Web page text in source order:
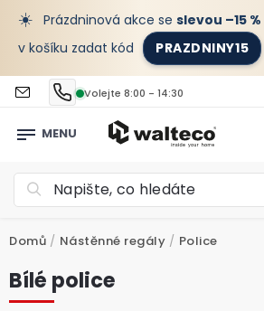
☀️ Prázdninová akce se slevou –15 %
v košíku zadat kód
PRAZDNINY15
Volejte 8:00 - 14:30
Domů / Nástěnné regály / Police
Bílé police